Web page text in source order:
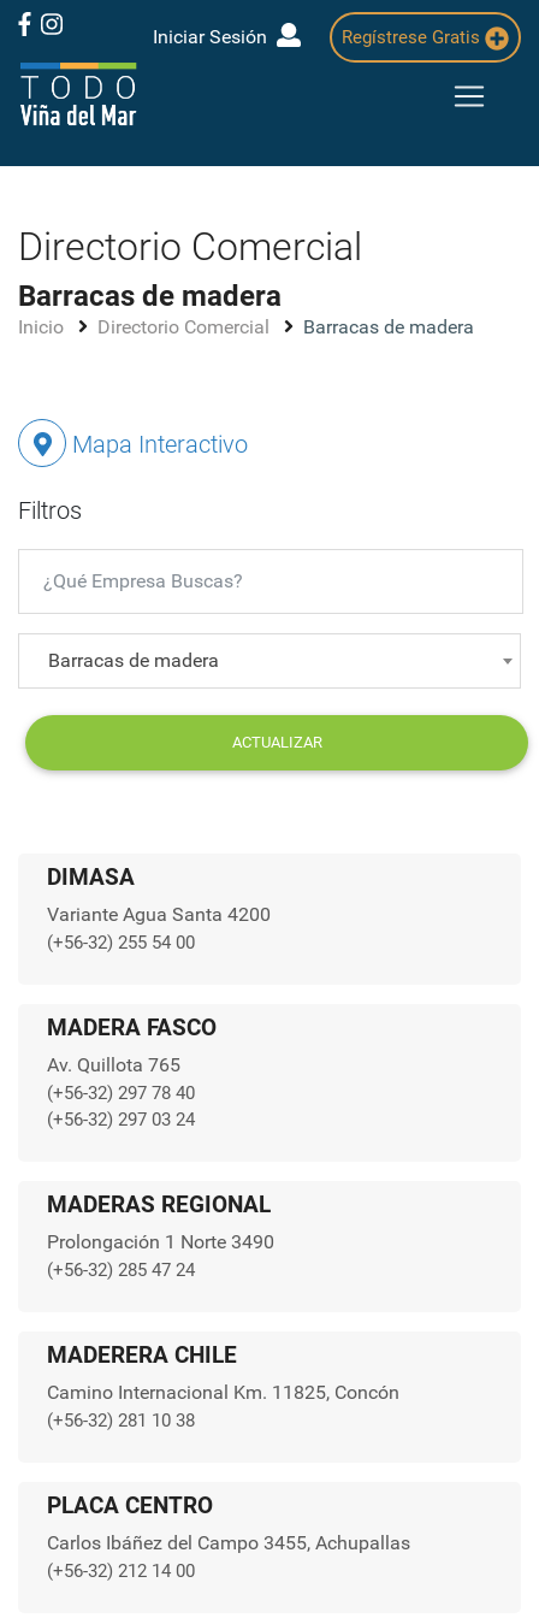
Iniciar Sesión Regístrese Gratis
Directorio Comercial
Barracas de madera
Inicio Directorio Comercial Barracas de madera
Mapa Interactivo
Filtros
Barracas de madera
ACTUALIZAR
DIMASA
Variante Agua Santa 4200
(+56-32) 255 54 00
MADERA FASCO
Av. Quillota 765
(+56-32) 297 78 40
(+56-32) 297 03 24
MADERAS REGIONAL
Prolongación 1 Norte 3490
(+56-32) 285 47 24
MADERERA CHILE
Camino Internacional Km. 11825, Concón
(+56-32) 281 10 38
PLACA CENTRO
Carlos Ibáñez del Campo 3455, Achupallas
(+56-32) 212 14 00